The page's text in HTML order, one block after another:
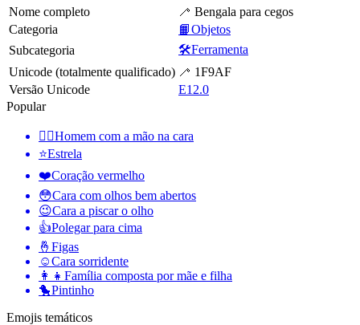
Nome completo
🦯 Bengala para cegos
Categoria
📙Objetos
Subcategoria
🛠️Ferramenta
Unicode (totalmente qualificado) 🦯 1F9AF
Versão Unicode
E12.0
Popular
🤦‍♂️Homem com a mão na cara
⭐Estrela
❤️Coração vermelho
😳Cara com olhos bem abertos
😉Cara a piscar o olho
👍Polegar para cima
🤞 Figas
☺️Cara sorridente
👩‍👧 Família composta por mãe e filha
🐤Pintinho
Emojis temáticos